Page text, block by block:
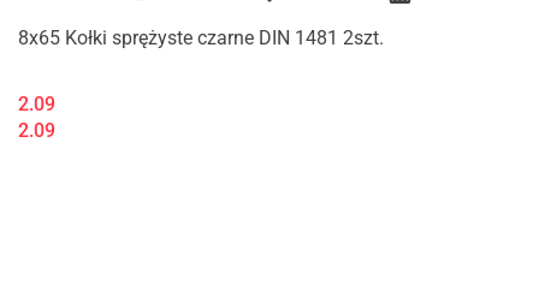
8x65 Kołki sprężyste czarne DIN 1481 2szt.
2.09
2.09